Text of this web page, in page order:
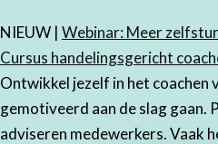
NIEUW | Webinar: Meer
Cursus handelingsgericht
Ontwikkel jezelf in het coachen
gemotiveerd aan de slag gaan.
adviseren medewerkers. Vaak